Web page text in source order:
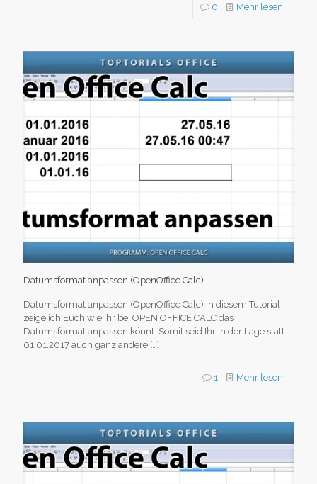
0 Mehr lesen
Datumsformat anpassen (OpenOffice Calc)
Datumsformat anpassen (OpenOffice Calc) In diesem Tutorial
zeige ich Euch wie Ihr bei OPEN OFFICE CALC das
Datumsformat anpassen könnt. Somit seid Ihr in der Lage statt
01.01.2017 auch ganz andere […]
1 Mehr lesen